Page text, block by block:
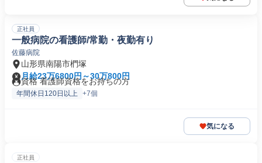
正社員
一般病院の看護師/常勤・夜勤有り
佐藤病院
山形県南陽市椚塚
月給23万6800円～30万800円
資格 看護師資格をお持ちの方
年間休日120日以上 +7個
気になる
正社員